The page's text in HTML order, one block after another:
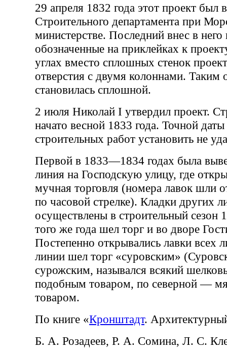
29 апреля 1832 года этот проект был
Строительного департамента при
министерстве. Последний внес в него
обозначенные на приклейках к
углах вместо сплошных стенок
отверстия с двумя колоннами. Таким
становилась сплошной.
2 июля Николай I утвердил проект.
начато весной 1833 года. Точной
строительных работ установить не
Первой в 1833—1834 годах была
линия на Господскую улицу, где
мучная торговля (номера лавок шли
по часовой стрелке). Кладки других
осуществлены в строительный сезон
того же года шел торг и во дворе
Постепенно открывались лавки всех
линии шел торг «суровским»
сурожским, назывался всякий
подобным товаром, по северной —
товаром.
По книге «Кронштадт.
Б. А. Розадеев, Р. А. Сомина, Л. С.